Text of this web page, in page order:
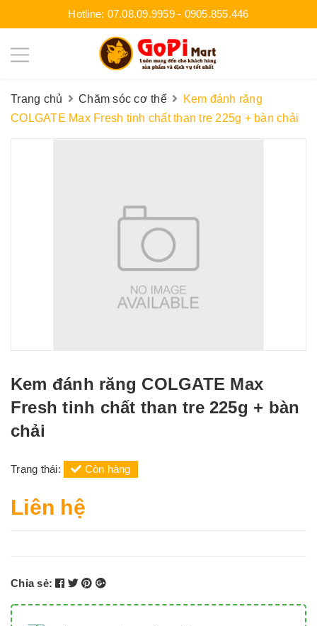
Hotline: 07.08.09.9959- 0905.855.446
Trang chủ Chăm sóc cơ thể
Kem đánh răng
COLGATE Max Fresh tinh chất than tre 225g + bàn chải
Kem đánh răng COLGATE Max
Fresh tinh chất than tre 225g + bàn
chải
Trạng thái: Còn hàng
Liên hệ
Chia sẻ: